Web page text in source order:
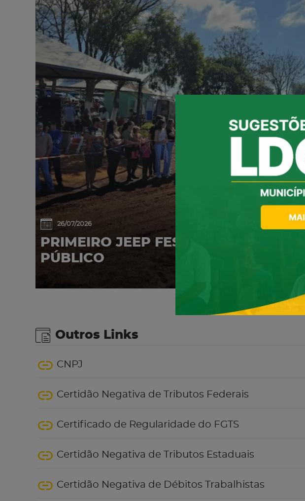
26/07/2026
PRIMEIRO JEEP FEST ATRAIU GRANDE
PÚBLICO
Outros Links
CNPJ
Certidão Negativa de Tributos Federais
Certificado de Regularidade do FGTS
Certidão Negativa de Tributos Estaduais
Certidão Negativa de Débitos Trabalhistas